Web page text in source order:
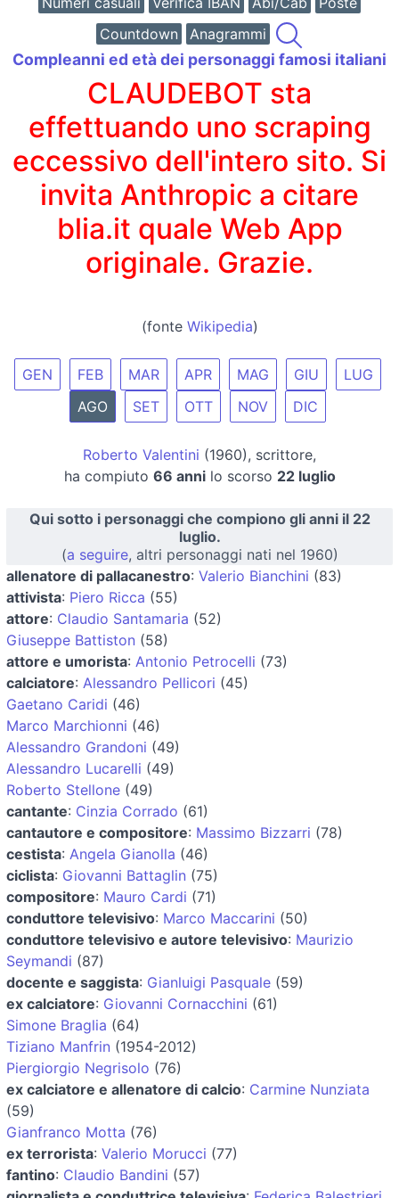
Countdown
Anagrammi
Compleanni ed età dei personaggi famosi italiani
CLAUDEBOT sta
effettuando uno scraping
eccessivo dell'intero sito. Si
invita Anthropic a citare
blia.it quale Web App
originale. Grazie.
(fonte Wikipedia)
GEN FEB MAR APR MAG GIU
LUG
AGO
SET OTT NOV DIC
Roberto Valentini (1960), scrittore,
ha compiuto 66 annilo scorso 22 luglio
Qui sotto i personaggi che compiono gli anni il 22
luglio.
(a seguire, altri personaggi nati nel 1960)
allenatore di pallacanestro: Valerio Bianchini (83)
attivista: Piero Ricca (55)
attore: Claudio Santamaria (52)
Giuseppe Battiston (58)
attore e umorista: Antonio Petrocelli (73)
calciatore: Alessandro Pellicori (45)
Gaetano Caridi (46)
Marco Marchionni (46)
Alessandro Grandoni (49)
Alessandro Lucarelli (49)
Roberto Stellone (49)
cantante: Cinzia Corrado (61)
cantautore e compositore: Massimo Bizzarri (78)
cestista: Angela Gianolla (46)
ciclista: Giovanni Battaglin (75)
compositore: Mauro Cardi (71)
conduttore televisivo: Marco Maccarini (50)
conduttore televisivo e autore televisivo: Maurizio
Seymandi (87)
docente e saggista: Gianluigi Pasquale (59)
ex calciatore: Giovanni Cornacchini (61)
Simone Braglia (64)
Tiziano Manfrin (1954-2012)
Piergiorgio Negrisolo (76)
ex calciatore e allenatore di calcio: Carmine Nunziata
(59)
Gianfranco Motta (76)
ex terrorista: Valerio Morucci (77)
fantino: Claudio Bandini (57)